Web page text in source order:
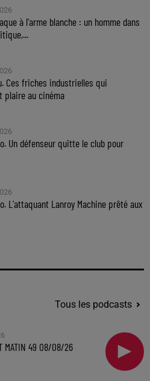
à l'arme blanche : un homme dans
Ces friches industrielles qui
plaire au cinéma
Un défenseur quitte le club pour
L'attaquant Lanroy Machine prêté aux
Tous les podcasts
MATIN 49 08/08/26